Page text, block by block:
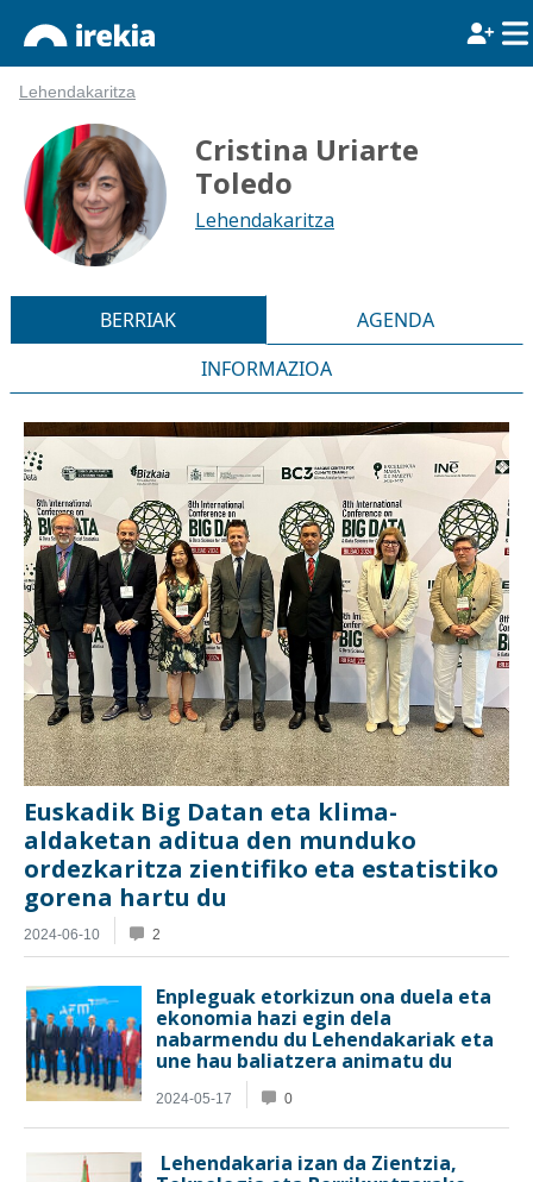
Lehendakaritza
Cristina Uriarte
Toledo
Lehendakaritza
BERRIAK
AGENDA
INFORMAZIOA